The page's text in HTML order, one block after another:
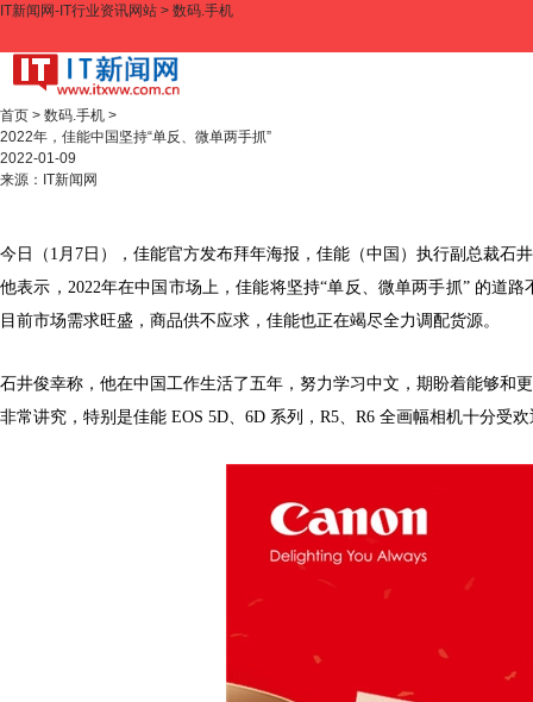
IT新闻网-IT行业资讯网站 > 数码.手机
首页 > 数码.手机 >
2022年，佳能中国坚持“单反、微单两手抓”
2022-01-09
来源： IT新闻网
今日（1月7日），佳能官方发布拜年海报，佳能（中国）执行副总裁石
他表示，2022年在中国市场上，佳能将坚持“单反、微单两手抓” 的道
目前市场需求旺盛，商品供不应求，佳能也正在竭尽全力调配货源。
石井俊幸称，他在中国工作生活了五年，努力学习中文，期盼着能够和
非常讲究，特别是佳能 EOS 5D、6D 系列，R5、R6 全画幅相机十分受